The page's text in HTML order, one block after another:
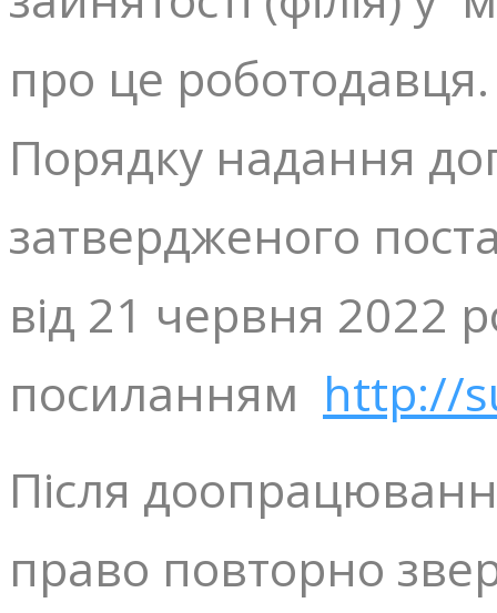
про це
Порядку надання
затвердженого
від 21 червня 2022
посиланням http://
Після
право повторно